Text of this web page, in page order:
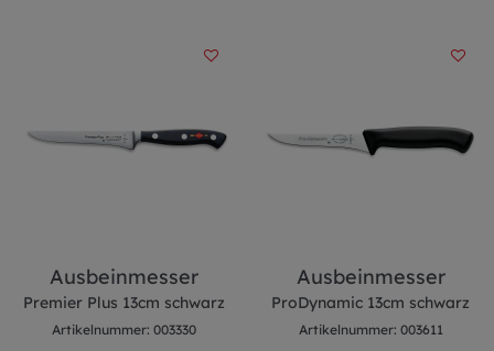
Ausbeinmesser
Premier Plus 13cm schwarz
Artikelnummer: 003330
Ausbeinmesser
ProDynamic 13cm schwarz
Artikelnummer: 003611